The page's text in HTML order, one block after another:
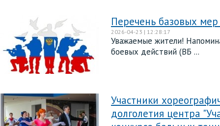
Перечень базовых
2026-04-23 | 12:28:17
Уважаемые жители!
боевых действий (ВБ ...
Участники
долголетия центра